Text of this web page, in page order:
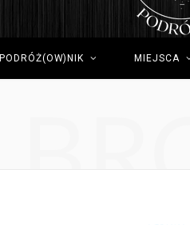
PODRÓŻ(OW)NIK MIEJSCA